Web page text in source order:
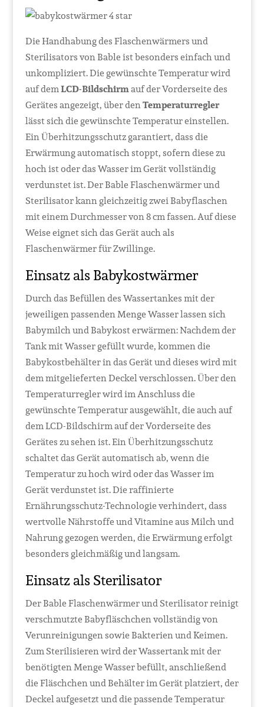
Die Handhabung des Flaschenwärmers und
Sterilisators von Bable ist besonders einfach und
unkompliziert. Die gewünschte Temperatur wird
auf demLCD-Bildschirmauf der Vorderseite des
Gerätes angezeigt, über denTemperaturregler
lässt sich die gewünschte Temperatur einstellen.
Ein Überhitzungsschutz garantiert, dass die
Erwärmung automatisch stoppt, sofern diese zu
hoch ist oder das Wasser im Gerät vollständig
verdunstet ist. Der Bable Flaschenwärmer und
Sterilisator kann gleichzeitig zwei Babyflaschen
mit einem Durchmesser von 8 cm fassen. Auf diese
Weise eignet sich das Gerät auch als
Flaschenwärmer für Zwillinge.
Einsatz als Babykostwärmer
Durch das Befüllen des Wassertankes mit der
jeweiligen passenden Menge Wasser lassen sich
Babymilch und Babykost erwärmen: Nachdem der
Tank mit Wasser gefüllt wurde, kommen die
Babykostbehälter in das Gerät und dieses wird mit
dem mitgelieferten Deckel verschlossen. Über den
Temperaturregler wird im Anschluss die
gewünschte Temperatur ausgewählt, die auch auf
dem LCD-Bildschirm auf der Vorderseite des
Gerätes zu sehen ist. Ein Überhitzungsschutz
schaltet das Gerät automatisch ab, wenn die
Temperatur zu hoch wird oder das Wasser im
Gerät verdunstet ist. Die raffinierte
Ernährungsschutz-Technologie verhindert, dass
wertvolle Nährstoffe und Vitamine aus Milch und
Nahrung gezogen werden, die Erwärmung erfolgt
besonders gleichmäßig und langsam.
Einsatz als Sterilisator
Der Bable Flaschenwärmer und Sterilisator reinigt
verschmutzte Babyfläschchen vollständig von
Verunreinigungen sowie Bakterien und Keimen.
Zum Sterilisieren wird der Wassertank mit der
benötigten Menge Wasser befüllt, anschließend
die Fläschchen und Behälter im Gerät platziert, der
Deckel aufgesetzt und die passende Temperatur